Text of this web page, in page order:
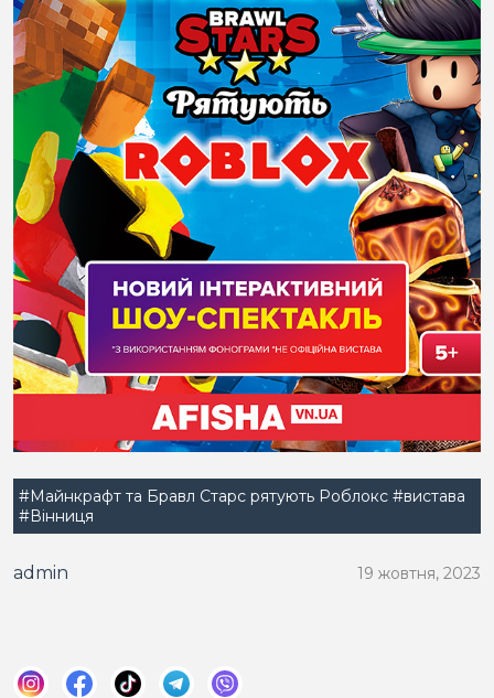
#Майнкрафт та Бравл Старс рятують Роблокс #вистава
#Вінниця
admin 19 жовтня, 2023